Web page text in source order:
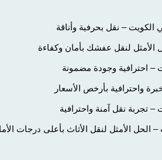
– نقل بحرفية وأناقة
الأمثل لنقل عفشك بأمان وكفاءة
احترافية وجودة مضمونة
واحترافية بأرخص الأسعار
نقل آمنة واحترافية
الأمثل لنقل الأثاث بأعلى درجات